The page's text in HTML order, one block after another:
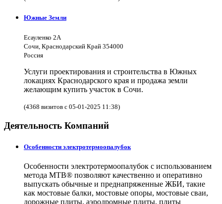
Южные Земли
Есауленко 2А
Сочи, Краснодарский Край 354000
Россия
Услуги проектирования и строительства в Южных
локациях Краснодарского края и продажа земли
желающим купить участок в Сочи.
(4368 визитов с 05-01-2025 11:38)
Деятельность Компаний
Особенности электротермоопалубок
Особенности электротермоопалубок с использованием
метода МТВ® позволяют качественно и оперативно
выпускать обычные и преднапряженные ЖБИ, такие
как мостовые балки, мостовые опоры, мостовые сваи,
дорожные плиты, аэродромные плиты, плиты